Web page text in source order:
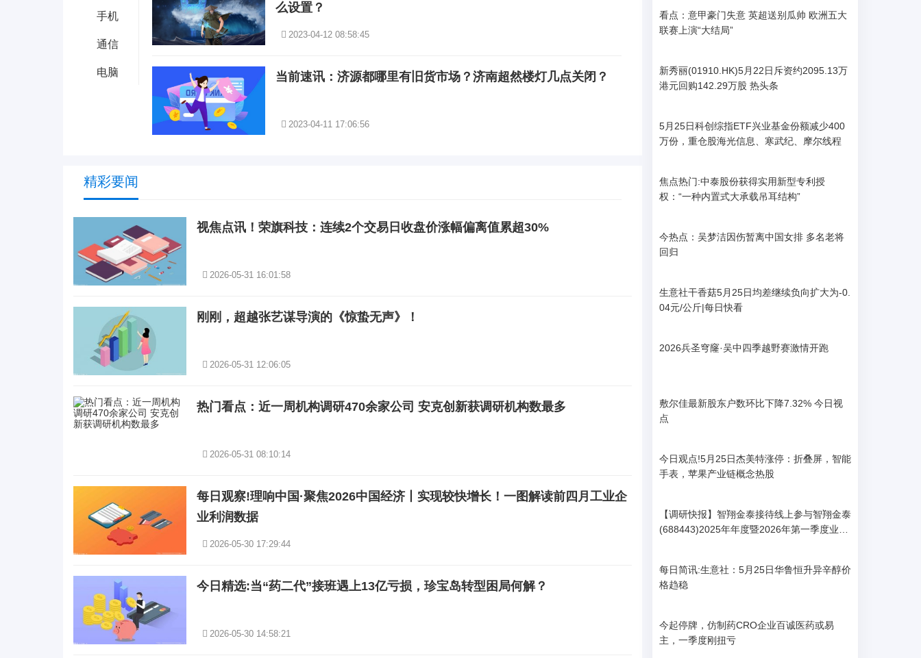
手机
通信
电脑
么设置？
2023-04-12 08:58:45
当前速讯：济源都哪里有旧货市场？济南超然楼灯几点关闭？
2023-04-11 17:06:56
精彩要闻
视焦点讯！荣旗科技：连续2个交易日收盘价涨幅偏离值累超30%
2026-05-31 16:01:58
刚刚，超越张艺谋导演的《惊蛰无声》！
2026-05-31 12:06:05
热门看点：近一周机构调研470余家公司 安克创新获调研机构数最多
2026-05-31 08:10:14
每日观察!理响中国·聚焦2026中国经济丨实现较快增长！一图解读前四月工业企
业利润数据
2026-05-30 17:29:44
今日精选:当“药二代”接班遇上13亿亏损，珍宝岛转型困局何解？
2026-05-30 14:58:21
看点：意甲豪门失意 英超送别瓜帅 欧洲五大
联赛上演“大结局”
新秀丽(01910.HK)5月22日斥资约2095.13万
港元回购142.29万股 热头条
5月25日科创综指ETF兴业基金份额减少400
万份，重仓股海光信息、寒武纪、摩尔线程
焦点热门:中泰股份获得实用新型专利授
权：“一种内置式大承载吊耳结构”
今热点：吴梦洁因伤暂离中国女排 多名老将
回归
生意社干香菇5月25日均差继续负向扩大为-0.
04元/公斤|每日快看
2026兵圣穹窿·吴中四季越野赛激情开跑
敷尔佳最新股东户数环比下降7.32% 今日视
点
今日观点!5月25日杰美特涨停：折叠屏，智能
手表，苹果产业链概念热股
【调研快报】智翔金泰接待线上参与智翔金泰
(688443)2025年年度暨2026年第一季度业绩
每日简讯:生意社：5月25日华鲁恒升异辛醇价
格趋稳
今起停牌，仿制药CRO企业百诚医药或易
主，一季度刚扭亏